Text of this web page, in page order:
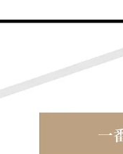
一